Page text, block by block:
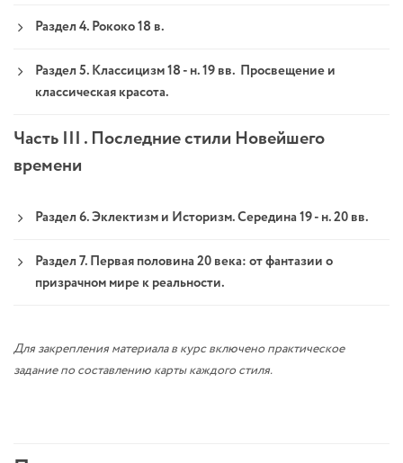
Раздел 4. Рококо 18 в.
Раздел 5. Классицизм 18 - н. 19 вв. Просвещение и
классическая красота.
Часть III . Последние стили Новейшего
времени
Раздел 6. Эклектизм и Историзм. Середина 19 - н. 20 вв.
Раздел 7. Первая половина 20 века: от фантазии о
призрачном мире к реальности.
Для закрепления материала в курс включено практическое
задание по составлению карты каждого стиля.